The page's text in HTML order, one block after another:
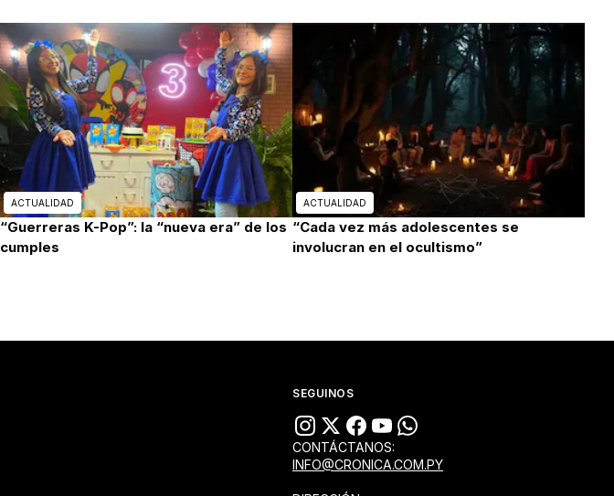
ACTUALIDAD
“Guerreras K-Pop”: la “nueva era” de los
cumples
ACTUALIDAD
“Cada vez más adolescentes se
involucran en el ocultismo”
SEGUINOS
CONTÁCTANOS:
INFO@CRONICA.COM.PY